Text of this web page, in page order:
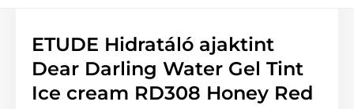
ETUDE Hidratáló ajaktint
Dear Darling Water Gel Tint
Ice cream RD308 Honey Red